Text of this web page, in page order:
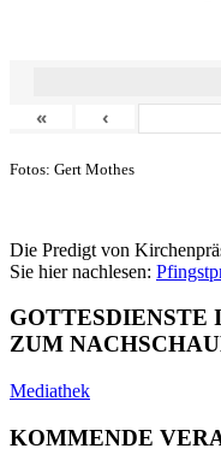
« ‹
Fotos: Gert Mothes
Die Predigt von
Sie hier nachlesen:
ZUM
Mediathek
KOMMENDE